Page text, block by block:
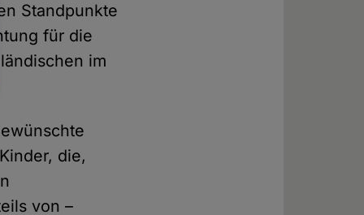
Standpunkte
für die
im
die,
von –